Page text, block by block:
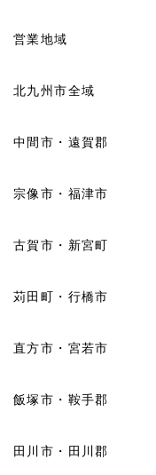
営業地域
北九州市全域
中間市・遠賀郡
宗像市・福津市
古賀市・新宮町
苅田町・行橋市
直方市・宮若市
飯塚市・鞍手郡
田川市・田川郡